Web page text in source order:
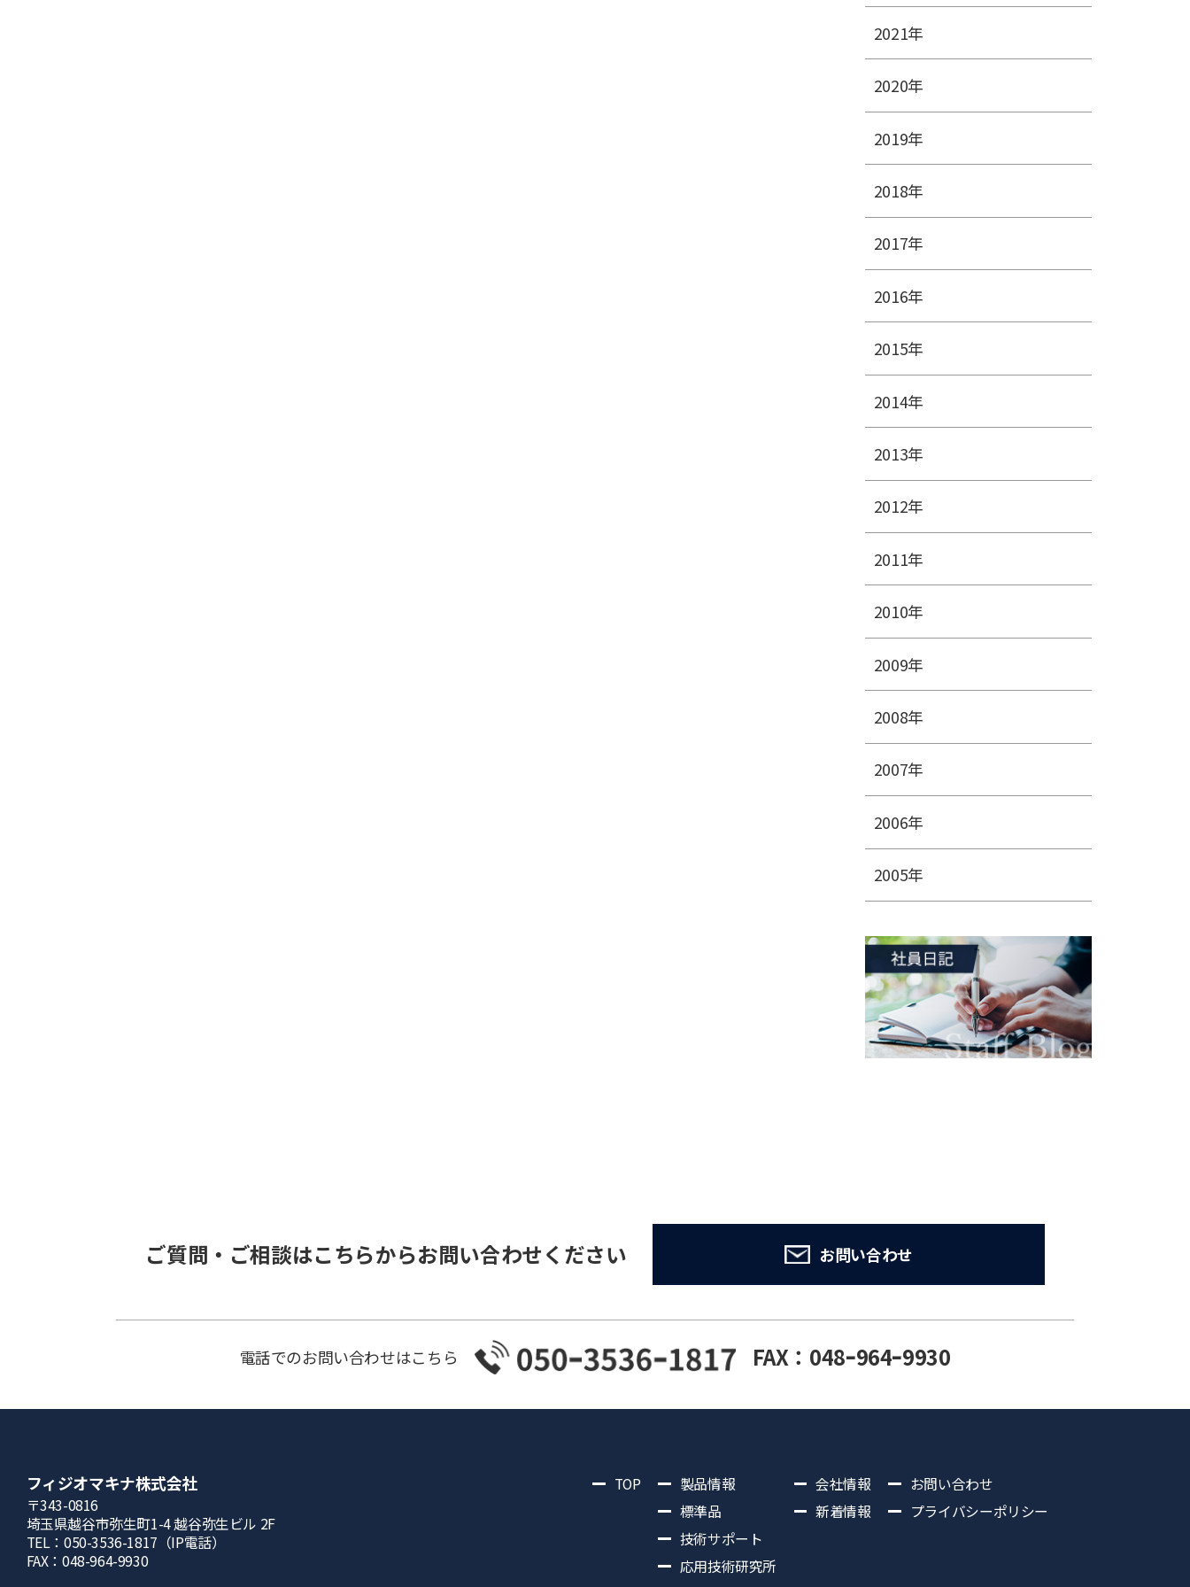
2021年
2020年
2019年
2018年
2017年
2016年
2015年
2014年
2013年
2012年
2011年
2010年
2009年
2008年
2007年
2006年
2005年
ご質問・ご相談はこちらからお問い合わせください お問い合わせ
電話でのお問い合わせはこちら FAX：048ｰ964ｰ9930
フィジオマキナ株式会社
〒343-0816
埼⽟県越⾕市弥⽣町1-4 越⾕弥⽣ビル 2F
TEL：050-3536-1817（IP電話）
FAX：048-964-9930
TOP
製品情報
標準品
技術サポート
応用技術研究所
会社情報
新着情報
お問い合わせ
プライバシーポリシー